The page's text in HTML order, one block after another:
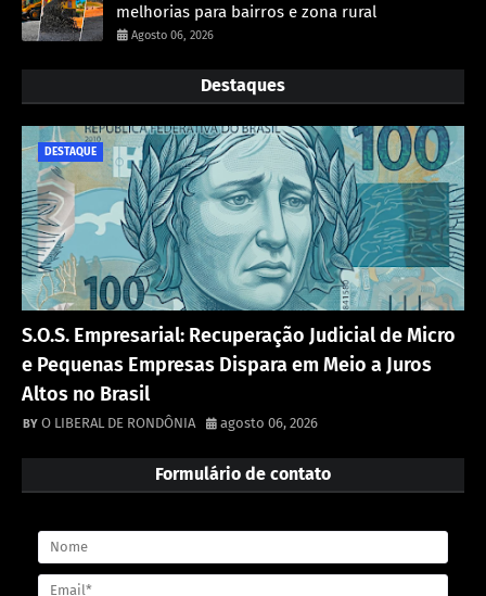
melhorias para bairros e zona rural
Agosto 06, 2026
Destaques
DESTAQUE
S.O.S. Empresarial: Recuperação Judicial de Micro
e Pequenas Empresas Dispara em Meio a Juros
Altos no Brasil
O LIBERAL DE RONDÔNIA agosto 06, 2026
Formulário de contato